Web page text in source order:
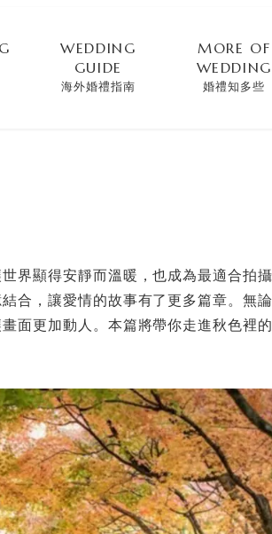
WEDDING
GUIDE
海外婚禮指南
MORE OF
WEDDING
婚禮知多些
界顯得安靜而溫暖，也成為最適合拍
合，讓愛情的故事有了更多篇章。無
面更加動人。本篇將帶你走進秋色裡的